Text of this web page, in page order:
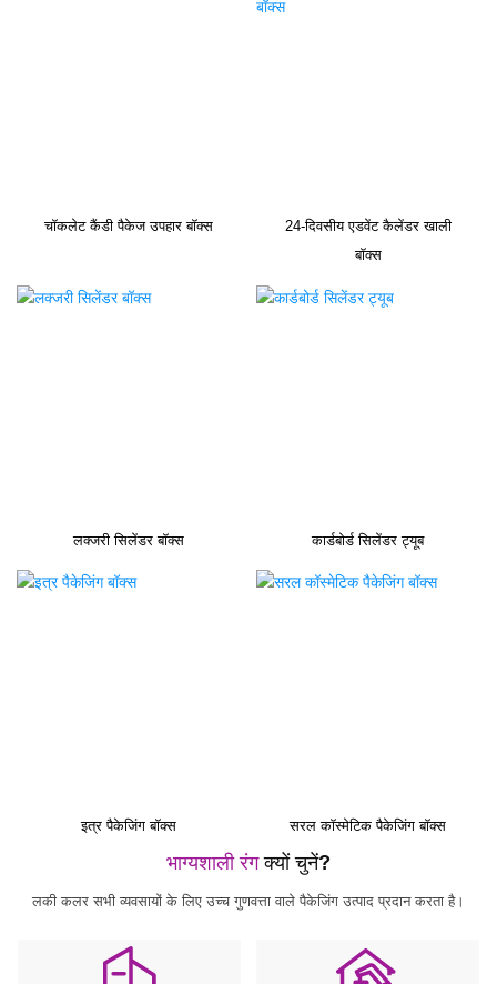
चॉकलेट कैंडी पैकेज उपहार बॉक्स
24-दिवसीय एडवेंट कैलेंडर खाली
बॉक्स
लक्जरी सिलेंडर बॉक्स कार्डबोर्ड सिलेंडर ट्यूब
इत्र पैकेजिंग बॉक्स सरल कॉस्मेटिक पैकेजिंग बॉक्स
भाग्यशाली रंगक्यों चुनें?
लकी कलर सभी व्यवसायों के लिए उच्च गुणवत्ता वाले पैकेजिंग उत्पाद प्रदान करता है।